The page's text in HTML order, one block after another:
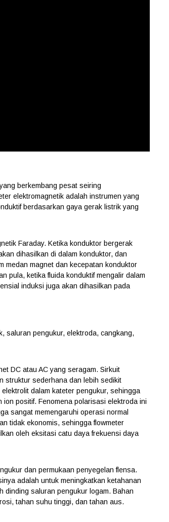
berkembang pesat seiring
elektromagnetik adalah instrumen yang
berdasarkan gaya gerak listrik yang
Faraday. Ketika konduktor bergerak
dihasilkan di dalam konduktor, dan
medan magnet dan kecepatan konduktor
pula, ketika fluida konduktif mengalir dalam
induksi juga akan dihasilkan pada
saluran pengukur, elektroda, cangkang,
DC atau AC yang seragam. Sirkuit
struktur sederhana dan lebih sedikit
dalam kateter pengukur, sehingga
positif. Fenomena polarisasi elektroda ini
sangat memengaruhi operasi normal
tidak ekonomis, sehingga flowmeter
oleh eksitasi catu daya frekuensi daya
dan permukaan penyegelan flensa.
adalah untuk meningkatkan ketahanan
dinding saluran pengukur logam. Bahan
tahan suhu tinggi, dan tahan aus.